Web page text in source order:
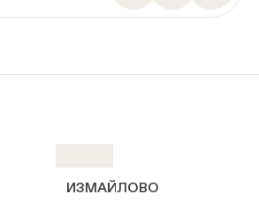
ИЗМАЙЛОВО